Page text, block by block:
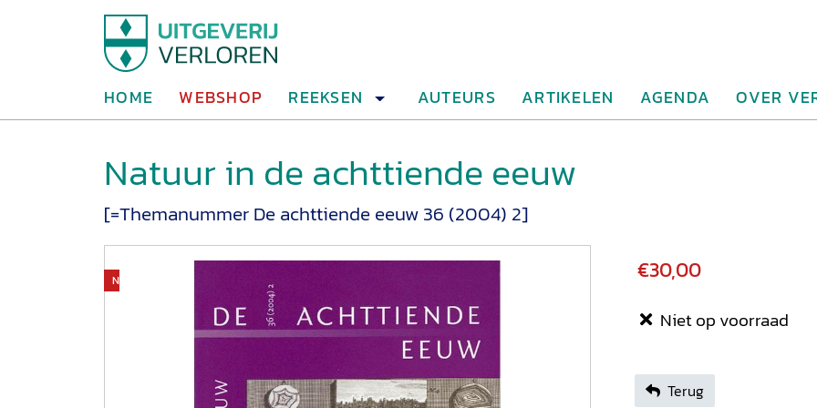
HOME WEBSHOP REEKSEN AUTEURS ARTIKELEN AGENDA OVER
Natuur in de achttiende eeuw
[=Themanummer De achttiende eeuw 36 (2004) 2]
Niet op voorraad €30,00
Niet op voorraad
Terug